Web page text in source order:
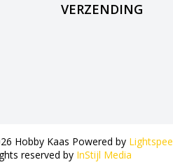
VERZENDING
Hobby Kaas Powered by
reserved by InStijl Media